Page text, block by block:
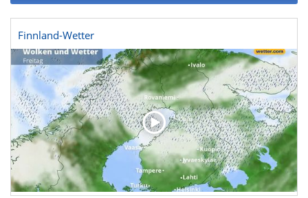
Finnland-Wetter